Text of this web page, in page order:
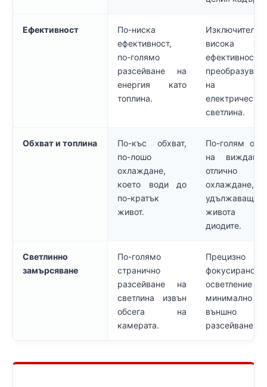
Ефективност
По-ниска
ефективност,
по-голямо
разсейване на
енергия като
топлина.
Изключително
висока
на
светлина.
Обхват и топлина
По-къс обхват,
по-лошо
охлаждане,
което води до
по-кратък
живот.
По-голям
на
отлично
охлаждане,
удължаващо
живота
диодите.
Светлинно
замърсяване
По-голямо
странично
разсейване на
светлина извън
обсега на
камерата.
Прецизно
фокусирано
минимално
външно
разсейване.